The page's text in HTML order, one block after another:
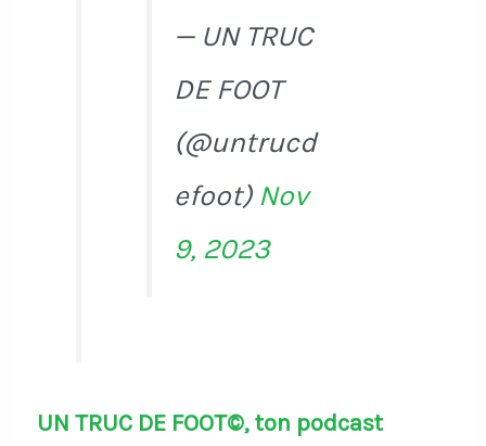
— UN TRUC
DE FOOT
(@untrucd
efoot) Nov
9, 2023
UN TRUC DE FOOT©, ton podcast